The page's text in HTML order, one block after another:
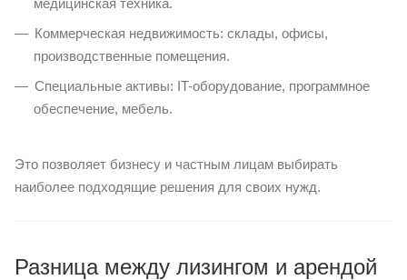
медицинская техника.
Коммерческая недвижимость: склады, офисы,
производственные помещения.
Специальные активы: IT-оборудование, программное
обеспечение, мебель.
Это позволяет бизнесу и частным лицам выбирать
наиболее подходящие решения для своих нужд.
Разница между лизингом и арендой